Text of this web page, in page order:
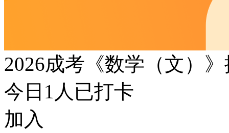
2026成考《数学（文）
今日 1 人已打卡
加入